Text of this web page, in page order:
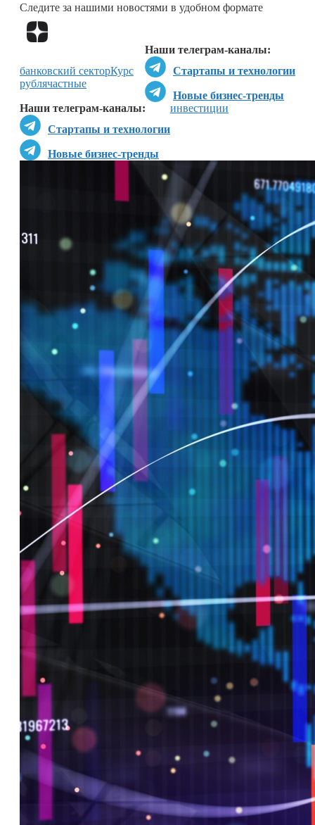
Следите за нашими новостями в удобном формате
Наши телеграм-каналы:
Стартапы и технологии
Новые бизнес-тренды
Наши телеграм-каналы:
Стартапы и технологии
Новые бизнес-тренды
банковский секторКурс
рублячастные
инвестиции